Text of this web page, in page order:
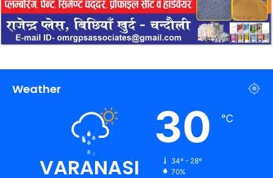
Weather
VARANASI
30 ℃
34º - 28º
70%